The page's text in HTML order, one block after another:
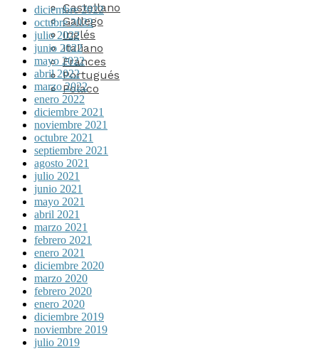
Castellano
Gallego
Inglés
Italiano
Frances
Portugués
Polaco
diciembre 2022
octubre 2022
julio 2022
junio 2022
mayo 2022
abril 2022
marzo 2022
enero 2022
diciembre 2021
noviembre 2021
octubre 2021
septiembre 2021
agosto 2021
julio 2021
junio 2021
mayo 2021
abril 2021
marzo 2021
febrero 2021
enero 2021
diciembre 2020
marzo 2020
febrero 2020
enero 2020
diciembre 2019
noviembre 2019
julio 2019